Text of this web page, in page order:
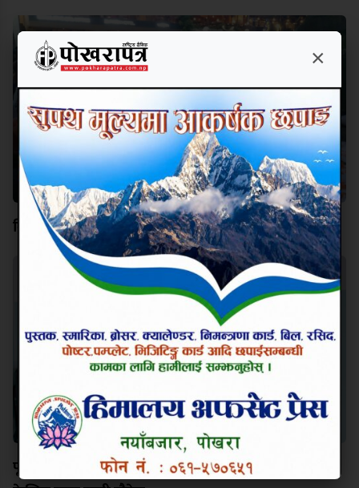
विश्व कीर्तिमानी पर्वतारोही निम्स दाईप्रति पोखरामा श्रद्धाञ्जली
पूर्वाधार, हवाई पहुँच र प्राकृतिक सम्पदाको संरक्षणमा सरकार
×